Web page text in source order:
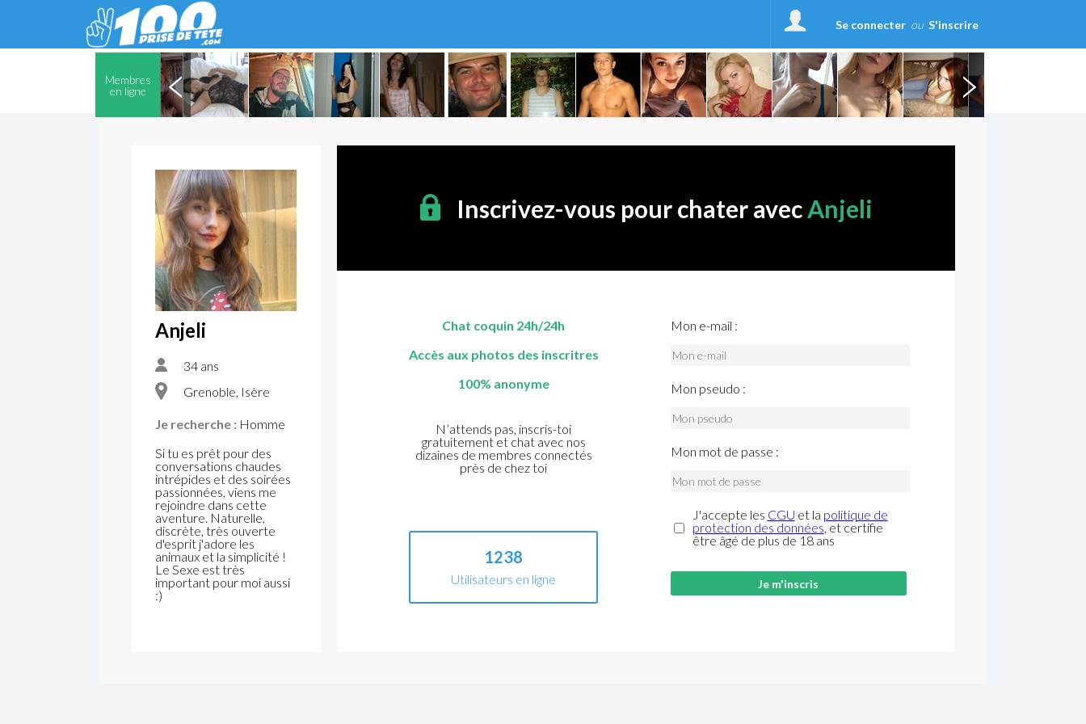
Se connecter ou S'inscrire
Membres
en ligne
Anjeli
34 ans
Grenoble, Isère
Je recherche : Homme
Si tu es prêt pour des
conversations chaudes
intrépides et des soirées
passionnées, viens me
rejoindre dans cette
aventure. Naturelle,
discrète, très ouverte
d'esprit j'adore les
animaux et la simplicité !
Le Sexe est très
important pour moi aussi
:)
Inscrivez-vous pour chater avecAnjeli
Chat coquin 24h/24h
Accès aux photos des inscritres
100% anonyme
N’attends pas, inscris-toi
gratuitement et chat avec nos
dizaines de membres connectés
près de chez toi
1238
Utilisateurs en ligne
Mon e-mail :
Mon pseudo :
Mon mot de passe :
J'accepte les CGU et la politique de
protection des données, et certifie
être âgé de plus de 18 ans